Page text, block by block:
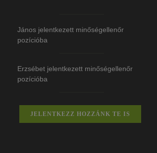
Gyári munkák -
GYÁRI MUNKÁK - EGER,
GYÁRI MUNKÁK-BUDAPEST
GYÁRI MUNKÁK -
János jelentkezett minőségellenőr
pozícióba
Erzsébet jelentkezett minőségellenőr
pozícióba
JELENTKEZZ HOZZÁNK TE IS